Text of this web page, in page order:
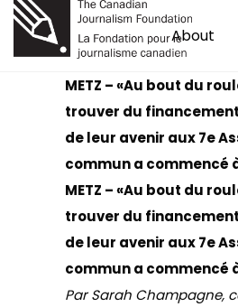
About
METZ – «Au bout du
trouver du
de leur avenir aux7e
commun a commencé
METZ – «Au bout du
trouver du
de leur avenir aux7e
commun a commencé
Par Sarah Champagne,